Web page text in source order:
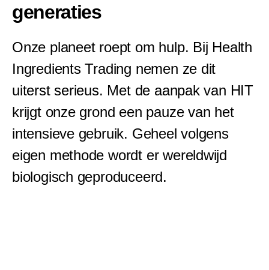
generaties
Onze planeet roept om hulp. Bij Health
Ingredients Trading nemen ze dit
uiterst serieus. Met de aanpak van HIT
krijgt onze grond een pauze van het
intensieve gebruik. Geheel volgens
eigen methode wordt er wereldwijd
biologisch geproduceerd.